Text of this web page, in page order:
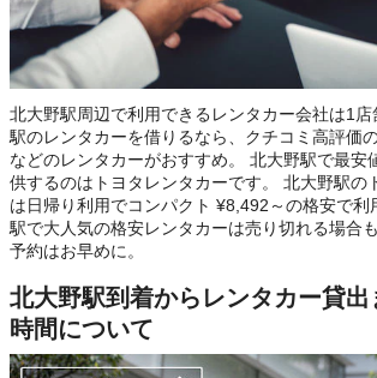
北大野駅周辺で利用できるレンタカー会社は1
駅のレンタカーを借りるなら、クチコミ高評価
などのレンタカーがおすすめ。 北大野駅で最安
供するのはトヨタレンタカーです。 北大野駅の
は日帰り利用でコンパクト ¥8,492～の格安で利
駅で大人気の格安レンタカーは売り切れる場合
予約はお早めに。
北大野駅到着からレンタカー貸出
時間について